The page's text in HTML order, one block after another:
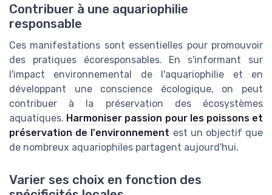
Contribuer à une aquariophilie
responsable
Ces manifestations sont essentielles pour promouvoir
des pratiques écoresponsables. En s'informant sur
l'impact environnemental de l'aquariophilie et en
développant une conscience écologique, on peut
contribuer à la préservation des écosystèmes
aquatiques. Harmoniser passion pour les poissons et
préservation de l'environnement est un objectif que
de nombreux aquariophiles partagent aujourd'hui.
Varier ses choix en fonction des